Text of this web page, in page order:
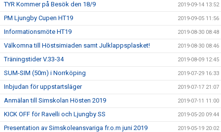
TYR Kommer på Besök den 18/9 2019-09-14 13:52
PM Ljungby Cupen HT19 2019-09-05 11:56
Informationsmöte HT19 2019-08-30 08:48
Välkomna till Höstsimiaden samt Julklappsplasket! 2019-08-30 08:46
Träningstider V.33-34 2019-08-09 12:45
SUM-SIM (50m) i Norrköping 2019-07-29 16:33
Inbjudan för uppstartsläger 2019-07-17 21:07
Anmälan till Simskolan Hösten 2019 2019-07-11 11:00
KICK OFF för Ravelli och Ljungby SS 2019-05-20 09:44
Presentation av Simskoleansvariga fr.o.m juni 2019 2019-05-19 20:02